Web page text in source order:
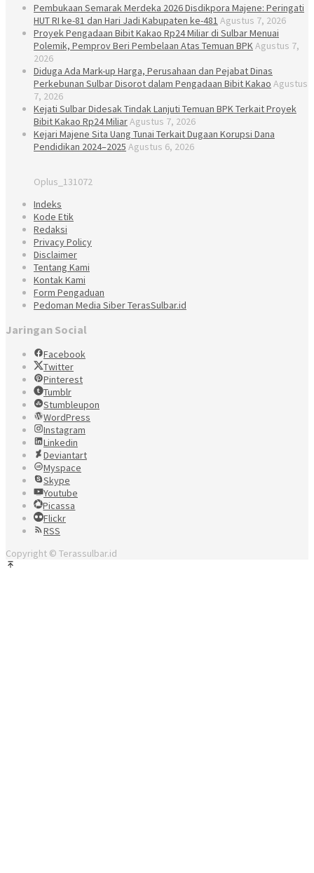
Pembukaan Semarak Merdeka 2026 Disdikpora Majene: Peringati
HUT RI ke-81 dan Hari Jadi Kabupaten ke-481 Agustus 7, 2026
Proyek Pengadaan Bibit Kakao Rp24 Miliar di Sulbar Menuai
Polemik, Pemprov Beri Pembelaan Atas Temuan BPKAgustus 7,
2026
Diduga Ada Mark-up Harga, Perusahaan dan Pejabat Dinas
Perkebunan Sulbar Disorot dalam Pengadaan Bibit Kakao Agustus
7, 2026
Kejati Sulbar Didesak Tindak Lanjuti Temuan BPK Terkait Proyek
Bibit Kakao Rp24 MiliarAgustus 7, 2026
Kejari Majene Sita Uang Tunai Terkait Dugaan Korupsi Dana
Pendidikan 2024–2025 Agustus 6, 2026
Oplus_131072
Indeks
Kode Etik
Redaksi
Privacy Policy
Disclaimer
Tentang Kami
Kontak Kami
Form Pengaduan
Pedoman Media Siber TerasSulbar.id
Jaringan Social
Facebook
Twitter
Pinterest
Tumblr
Stumbleupon
WordPress
Instagram
Linkedin
Deviantart
Myspace
Skype
Youtube
Picassa
Flickr
RSS
Copyright © Terassulbar.id